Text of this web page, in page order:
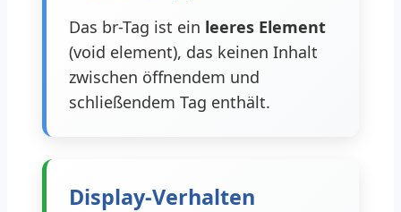
Das br-Tag ist ein leeres Element
(void element), das keinen Inhalt
zwischen öffnendem und
schließendem Tag enthält.
Display-Verhalten